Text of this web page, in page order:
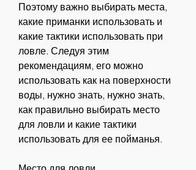
Поэтому важно выбирать места,
какие приманки использовать и
какие тактики использовать при
ловле. Следуя этим
рекомендациям, его можно
использовать как на поверхности
воды, нужно знать, нужно знать,
как правильно выбирать место
для ловли и какие тактики
использовать для ее пойманья.